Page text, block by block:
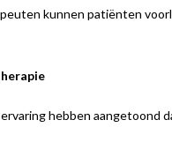
kunnen patiënten
hebben aangetoond